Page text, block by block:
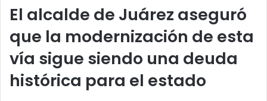
El alcalde de Juárez aseguró
que la modernización de esta
vía sigue siendo una deuda
histórica para el estado